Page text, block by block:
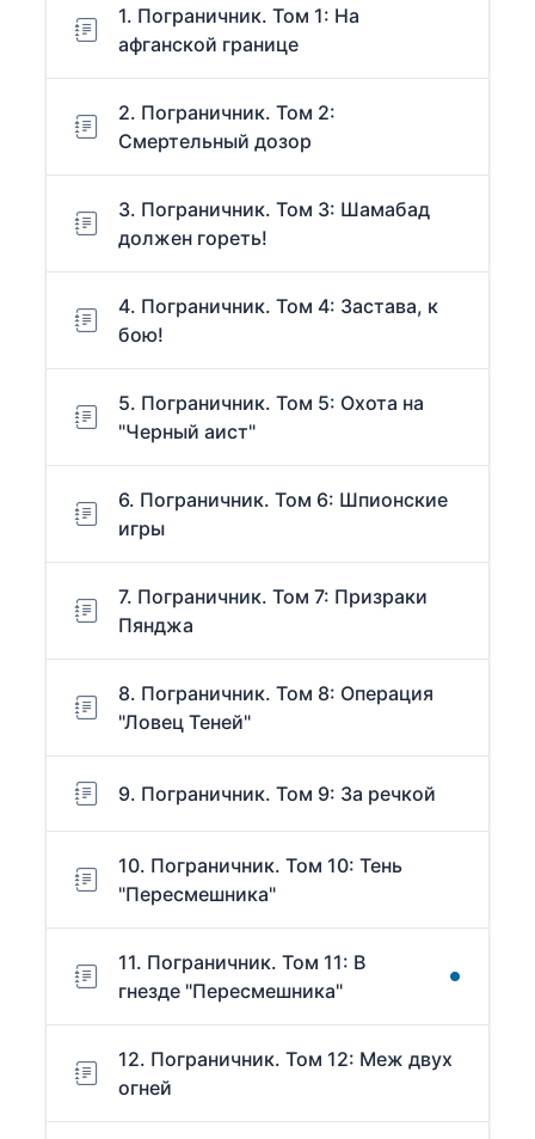
1. Пограничник. Том 1: На
афганской границе
2. Пограничник. Том 2:
Смертельный дозор
3. Пограничник. Том 3: Шамабад
должен гореть!
4. Пограничник. Том 4: Застава, к
бою!
5. Пограничник. Том 5: Охота на
"Черный аист"
6. Пограничник. Том 6: Шпионские
игры
7. Пограничник. Том 7: Призраки
Пянджа
8. Пограничник. Том 8: Операция
"Ловец Теней"
9. Пограничник. Том 9: За речкой
10. Пограничник. Том 10: Тень
"Пересмешника"
11. Пограничник. Том 11: В
гнезде "Пересмешника"
12. Пограничник. Том 12: Меж двух
огней